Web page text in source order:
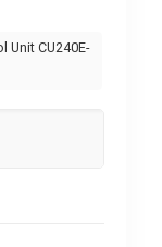
Unit CU240E-